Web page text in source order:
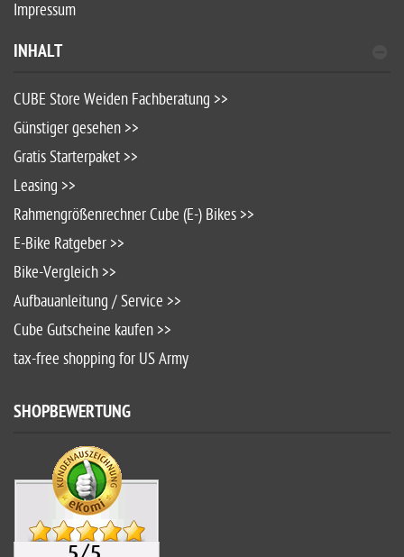
Impressum
INHALT
CUBE Store Weiden Fachberatung >>
Günstiger gesehen >>
Gratis Starterpaket >>
Leasing >>
Rahmengrößenrechner Cube (E-) Bikes >>
E-Bike Ratgeber >>
Bike-Vergleich >>
Aufbauanleitung / Service >>
Cube Gutscheine kaufen >>
tax-free shopping for US Army
SHOPBEWERTUNG